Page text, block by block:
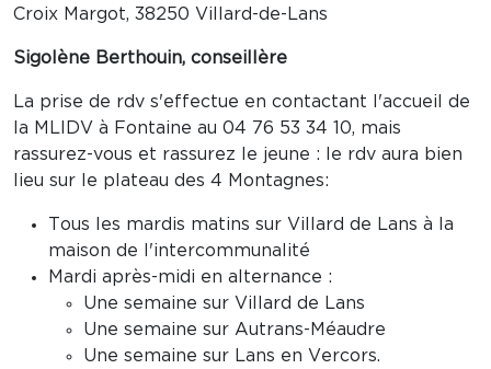
Croix Margot, 38250 Villard-de-Lans
Sigolène Berthouin, conseillère
La prise de rdv s'effectue en contactant l'accueil de
la MLIDV à Fontaine au 04 76 53 34 10, mais
rassurez-vous et rassurez le jeune : le rdv aura bien
lieu sur le plateau des 4 Montagnes:
Tous les mardis matins sur Villard de Lans à la
maison de l'intercommunalité
Mardi après-midi en alternance :
Une semaine sur Villard de Lans
Une semaine sur Autrans-Méaudre
Une semaine sur Lans en Vercors.